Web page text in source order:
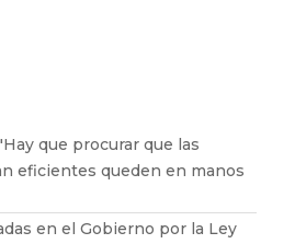
que procurar que las
eficientes queden en manos
en el Gobierno por la Ley